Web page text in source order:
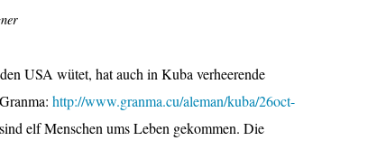
USA wütet, hat auch in Kuba verheerende
http://www.granma.cu/aleman/kuba/26oct-
elf Menschen ums Leben gekommen. Die